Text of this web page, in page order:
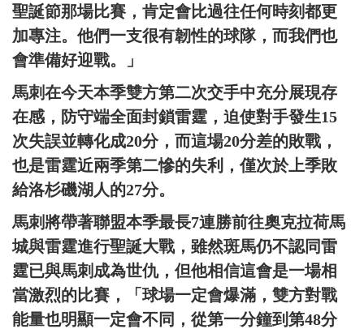
聖誕節那場比賽，肯定會比過往任何時刻都更
加專注。他們一支很有韌性的球隊，而我們也
會準備好迎戰。」
馬刺在今天本季雙方第二次交手中充分展現存
在感，防守端全面封鎖雷霆，迫使對手發生15
次失誤並轉化成20分，而這場20分差的敗戰，
也是雷霆近兩季第二慘的失利，僅次於上季敗
給洛杉磯湖人的27分。
馬刺將帶著聯盟本季最長7連勝前往奧克拉荷馬
城與雷霆進行聖誕大戰，雖然斑馬仍不認同雷
霆已與馬刺成為世仇，但他相信這會是一場相
當激烈的比賽，「球場一定會爆滿，雙方對戰
能量也明顯一定會不同，從第一分鐘到第48分